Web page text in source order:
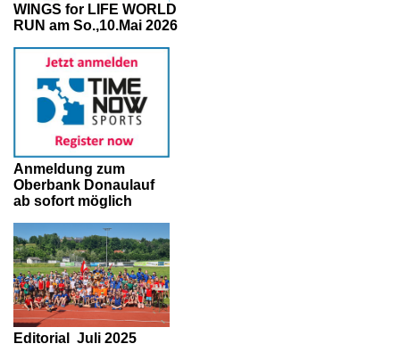
WINGS for LIFE WORLD
RUN am So.,10.Mai 2026
Anmeldung zum
Oberbank Donaulauf
ab sofort möglich
Editorial Juli 2025